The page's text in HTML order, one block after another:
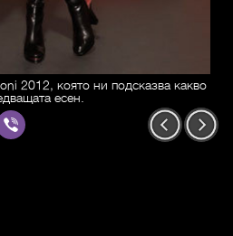
2012, която ни подсказва какво
есен.